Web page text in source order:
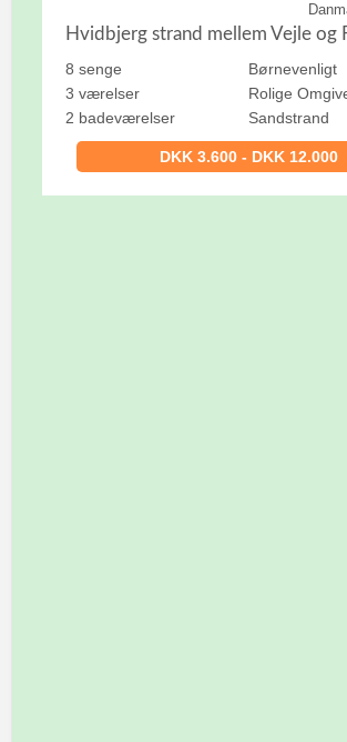
Hvidbjerg strand mellem Vejle og
8 senge
3 værelser
2 badeværelser
Børnevenligt
Rolige
Sandstrand
DKK 3.600 - DKK 12.000